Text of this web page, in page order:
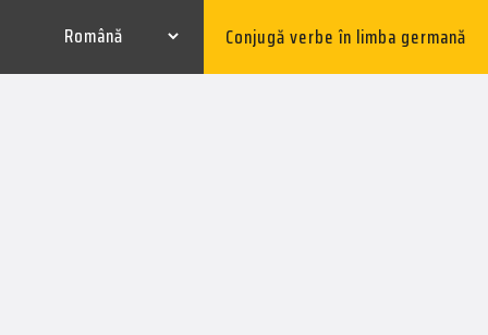
Conjugă verbe în limba germană